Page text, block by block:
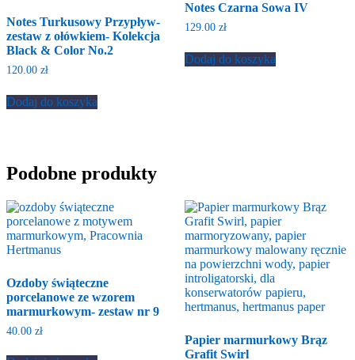
Notes Turkusowy Przypływ-
zestaw z ołówkiem- Kolekcja
Black & Color No.2
120.00 zł
Dodaj do koszyka
Notes Czarna Sowa IV
129.00 zł
Dodaj do koszyka
Podobne produkty
Ozdoby świąteczne
porcelanowe ze wzorem
marmurkowym- zestaw nr 9
40.00 zł
Papier marmurkowy Brąz
Grafit Swirl